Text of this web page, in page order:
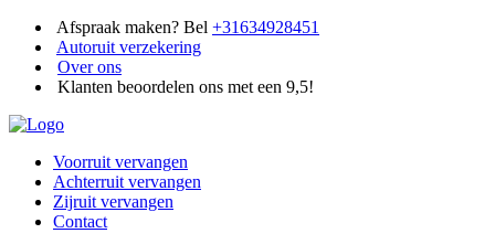
Afspraak maken? Bel +31634928451
Autoruit verzekering
Over ons
Klanten beoordelen ons met een 9,5!
Voorruit vervangen
Achterruit vervangen
Zijruit vervangen
Contact